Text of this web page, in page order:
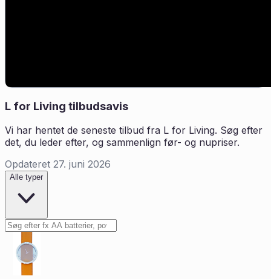
L for Living tilbudsavis
Vi har hentet de seneste tilbud fra L for Living. Søg efter
det, du leder efter, og sammenlign før- og nupriser.
Opdateret 27. juni 2026
Sorter tilbud fra
Alle typer
Søg i tilbud fraL for Living